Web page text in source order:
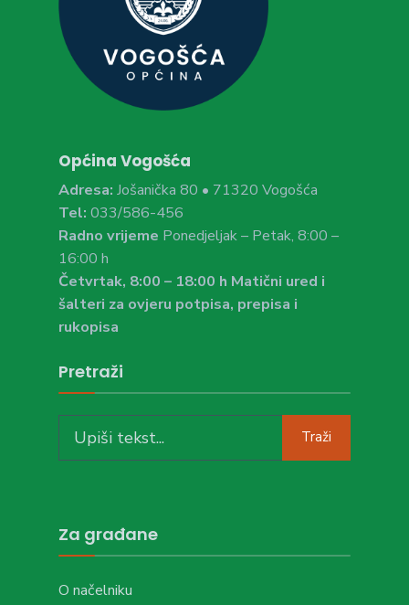
Općina Vogošća
Adresa: Jošanička 80 • 71320 Vogošća
Tel: 033/586-456
Radno vrijeme Ponedjeljak – Petak, 8:00 –
16:00 h
Četvrtak, 8:00 – 18:00 h Matični ured i
šalteri za ovjeru potpisa, prepisa i
rukopisa
Pretraži
for:
Traži
Za građane
O načelniku